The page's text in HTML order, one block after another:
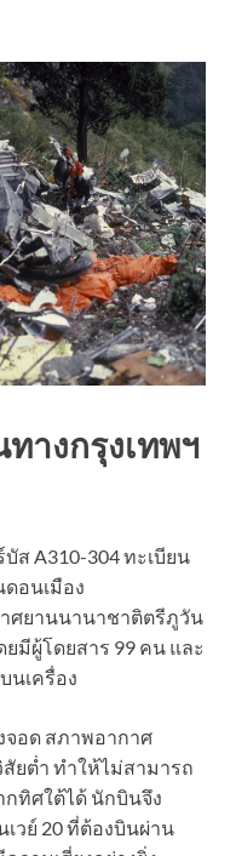
ทางกรุงเทพฯ
ส A310-304 ทะเบียน
ดอนเมือง
ศยานนานาชาติตรีภูวัน
มีผู้โดยสาร 99 คน และ
นเครื่อง
อด สภาพอากาศ
ยต่ำ ทำให้ไม่สามารถ
กทิศใต้ได้ นักบินจึง
วย์ 20 ที่ต้องบินผ่าน